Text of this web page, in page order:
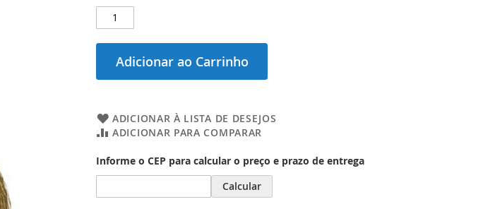
Adicionar ao Carrinho
ADICIONAR À LISTA DE DESEJOS
ADICIONAR PARA COMPARAR
Informe o CEP para calcular o preço e prazo de entrega
Calcular